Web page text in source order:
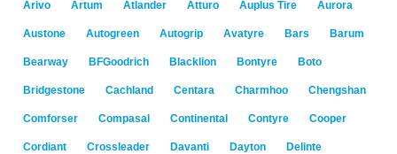
Arivo Artum Atlander Atturo Auplus Tire Aurora
Austone Autogreen Autogrip Avatyre Bars Barum
Bearway BFGoodrich Blacklion Bontyre Boto
Bridgestone Cachland Centara Charmhoo Chengshan
Comforser Compasal Continental Contyre Cooper
Cordiant Crossleader Davanti Dayton Delinte